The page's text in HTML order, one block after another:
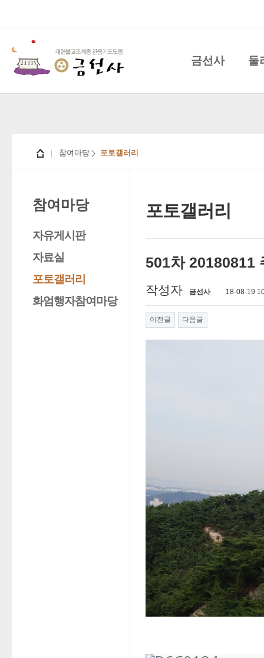
금선사 둘
참여마당 포토갤러리
참여마당
자유게시판
자료실
포토갤러리
화엄행자참여마당
포토갤러리
501차 20180811
작성자 금선사 18-08-19
이전글 다음글